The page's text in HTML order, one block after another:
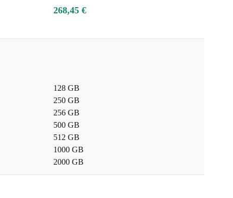
268,45 €
128 GB
250 GB
256 GB
500 GB
512 GB
1000 GB
2000 GB